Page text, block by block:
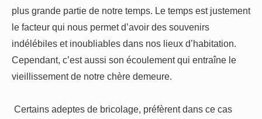
plus grande partie de notre temps. Le temps est justement
le facteur qui nous permet d’avoir des souvenirs
indélébiles et inoubliables dans nos lieux d’habitation.
Cependant, c’est aussi son écoulement qui entraîne le
vieillissement de notre chère demeure.
Certains adeptes de bricolage, préfèrent dans ce cas